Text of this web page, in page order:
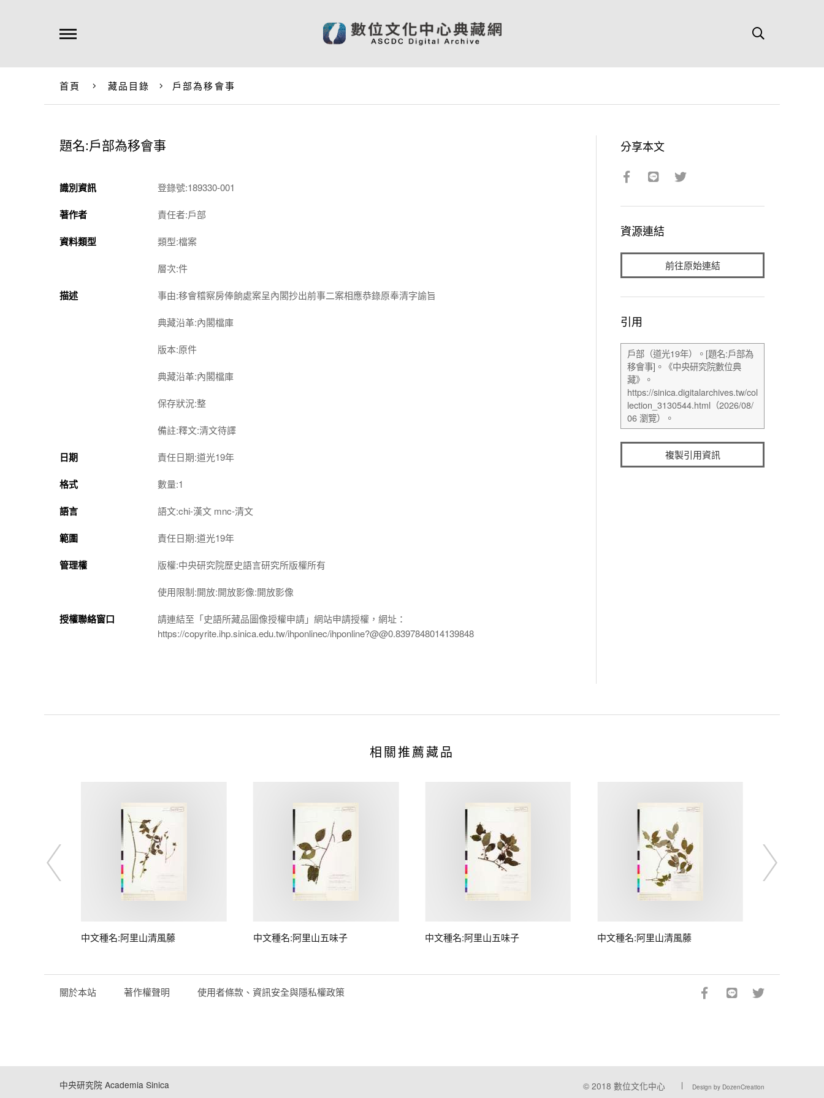
首頁 藏品目錄 戶部為移會事
題名:戶部為移會事
識別資訊 登錄號:189330-001
著作者 責任者:戶部
資料類型 類型:檔案
層次:件
描述 事由:移會稽察房俸餉處案呈內閣抄出前事二案相應恭錄原奉清字諭旨
典藏沿革:內閣檔庫
版本:原件
典藏沿革:內閣檔庫
保存狀況:整
備註:釋文:清文待譯
日期 責任日期:道光19年
格式 數量:1
語言 語文:chi-漢文 mnc-清文
範圍 責任日期:道光19年
管理權 版權:中央研究院歷史語言研究所版權所有
使用限制:開放:開放影像:開放影像
授權聯絡窗口
請連結至「史語所藏品圖像授權申請」網站申請授權，網址：
https://copyrite.ihp.sinica.edu.tw/ihponlinec/ihponline?@@0.8397848014139848
分享本文
資源連結
前往原始連結
引用
複製引用資訊
相關推薦藏品
中文種名:阿里山清風藤 中文種名:阿里山五味子 中文種名:阿里山五味子 中文種名:阿里山清風藤
關於本站 著作權聲明 使用者條款、資訊安全與隱私權政策
中央研究院 Academia Sinica © 2018 數位文化中心 Design by DozenCreation